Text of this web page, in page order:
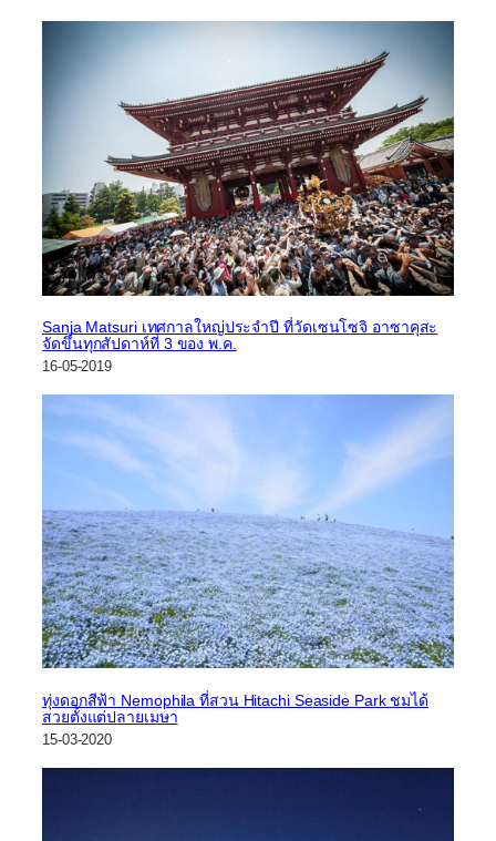
Sanja Matsuri เทศกาลใหญ่ประจำปี ที่วัดเซนโซจิ อาซาคุสะ
จัดขึ้นทุกสัปดาห์ที่ 3 ของ พ.ค.
16-05-2019
ทุ่งดอกสีฟ้า Nemophila ที่สวน Hitachi Seaside Park ชมได้
สวยตั้งแต่ปลายเมษา
15-03-2020